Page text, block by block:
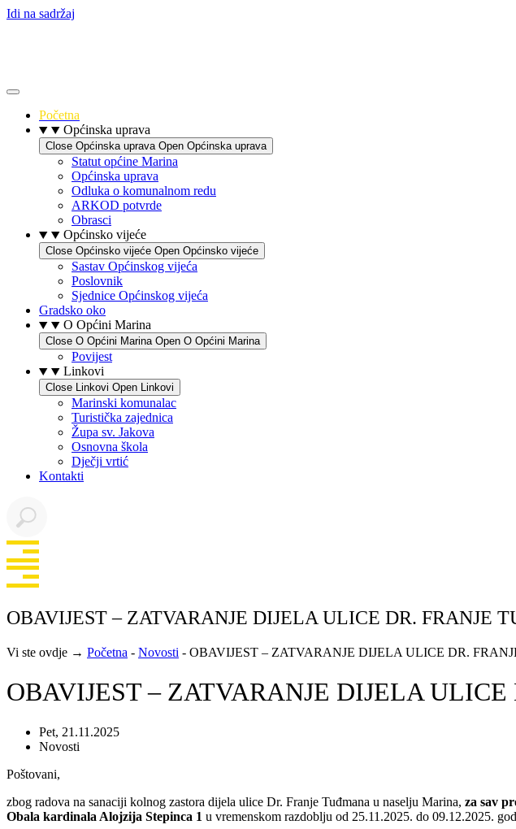
Idi na sadržaj
Početna
Općinska uprava
Close Općinska uprava Open Općinska uprava
Statut općine Marina
Općinska uprava
Odluka o komunalnom redu
ARKOD potvrde
Obrasci
Općinsko vijeće
Close Općinsko vijeće Open Općinsko vijeće
Sastav Općinskog vijeća
Poslovnik
Sjednice Općinskog vijeća
Gradsko oko
O Općini Marina
Close O Općini Marina Open O Općini Marina
Povijest
Linkovi
Close Linkovi Open Linkovi
Marinski komunalac
Turistička zajednica
Župa sv. Jakova
Osnovna škola
Dječji vrtić
Kontakti
OBAVIJEST – ZATVARANJE DIJELA ULICE DR. FRANJE
Vi ste ovdje → Početna - Novosti - OBAVIJEST – ZATVARANJE DIJELA ULICE DR.
OBAVIJEST – ZATVARANJE DIJELA
Pet, 21.11.2025
Novosti
Poštovani,
zbog radova na sanaciji kolnog zastora dijela ulice Dr. Franje Tuđmana u naselju Marina, za sav
Obala kardinala Alojzija Stepinca 1 u vremenskom razdoblju od 25.11.2025. do 09.12.2025.